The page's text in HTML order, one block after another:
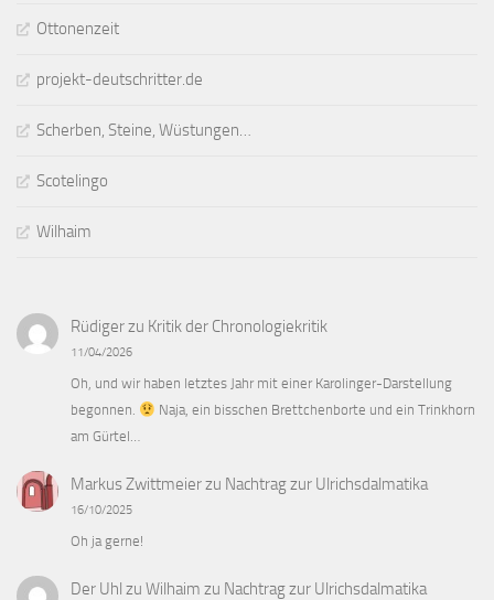
Ottonenzeit
projekt-deutschritter.de
Scherben, Steine, Wüstungen…
Scotelingo
Wilhaim
Rüdigerzu Kritik der Chronologiekritik
11/04/2026
Oh, und wir haben letztes Jahr mit einer Karolinger-Darstellung
begonnen.
Naja, ein bisschen Brettchenborte und ein Trinkhorn
am Gürtel…
Markus Zwittmeierzu Nachtrag zur Ulrichsdalmatika
16/10/2025
Oh ja gerne!
Der Uhl zu Wilhaim zu Nachtrag zur Ulrichsdalmatika